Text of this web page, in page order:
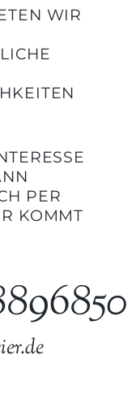
WIR
PER
KOMMT